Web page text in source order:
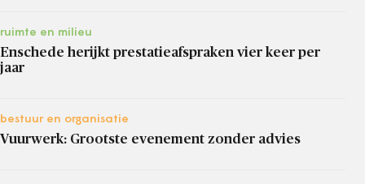
ruimte en milieu
Enschede herijkt prestatieafspraken vier keer per
jaar
bestuur en organisatie
Vuurwerk: Grootste evenement zonder advies